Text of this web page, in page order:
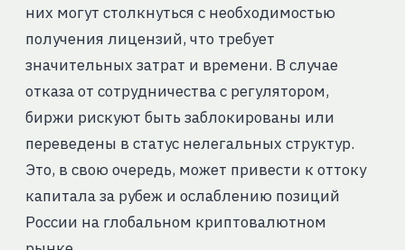
них могут столкнуться с необходимостью
получения лицензий, что требует
значительных затрат и времени. В случае
отказа от сотрудничества с регулятором,
биржи рискуют быть заблокированы или
переведены в статус нелегальных структур.
Это, в свою очередь, может привести к оттоку
капитала за рубеж и ослаблению позиций
России на глобальном криптовалютном